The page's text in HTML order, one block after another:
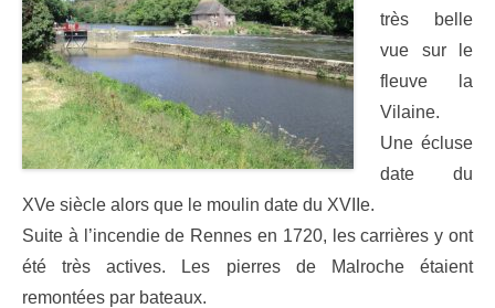
très belle
vue sur le
fleuve la
Vilaine.
Une écluse
date du
XVe siècle alors que le moulin date du XVIIe.
Suite à l’incendie de Rennes en 1720, les carrières y ont
été très actives. Les pierres de Malroche étaient
remontées par bateaux.